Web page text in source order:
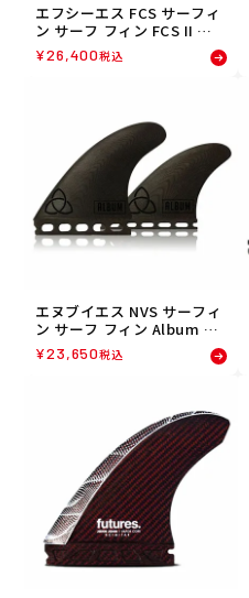
エフシーエス FCS サーフィ
ン サーフ フィン FCS II エ
ーエム パフォーマンスコア
トライクアッドセット L イ
¥26,400税込
エヌブイエス NVS サーフィ
ン サーフ フィン Album Qu
ad (Single Tab) 05242007
¥23,650税込